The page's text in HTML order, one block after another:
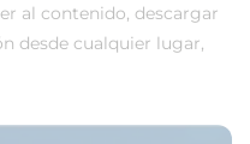
al contenido, descargar
desde cualquier lugar,